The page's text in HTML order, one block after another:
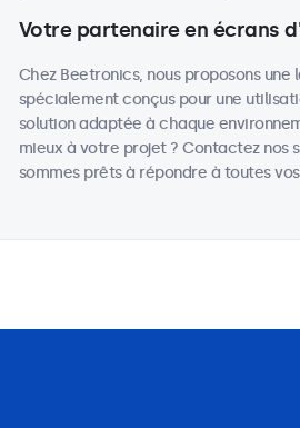
Votre partenaire en écrans
Chez Beetronics, nous proposons
spécialement conçus pour une
solution adaptée à chaque
mieux à votre projet ? Contactez nos
sommes prêts à répondre à toutes